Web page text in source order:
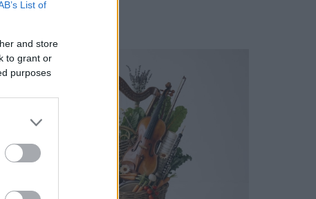
List of
and store
to grant or
purposes